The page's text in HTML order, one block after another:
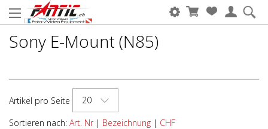
Sony E-Mount (N85)
Artikel pro Seite
20
Sortieren nach: Art. Nr | Bezeichnung | CHF